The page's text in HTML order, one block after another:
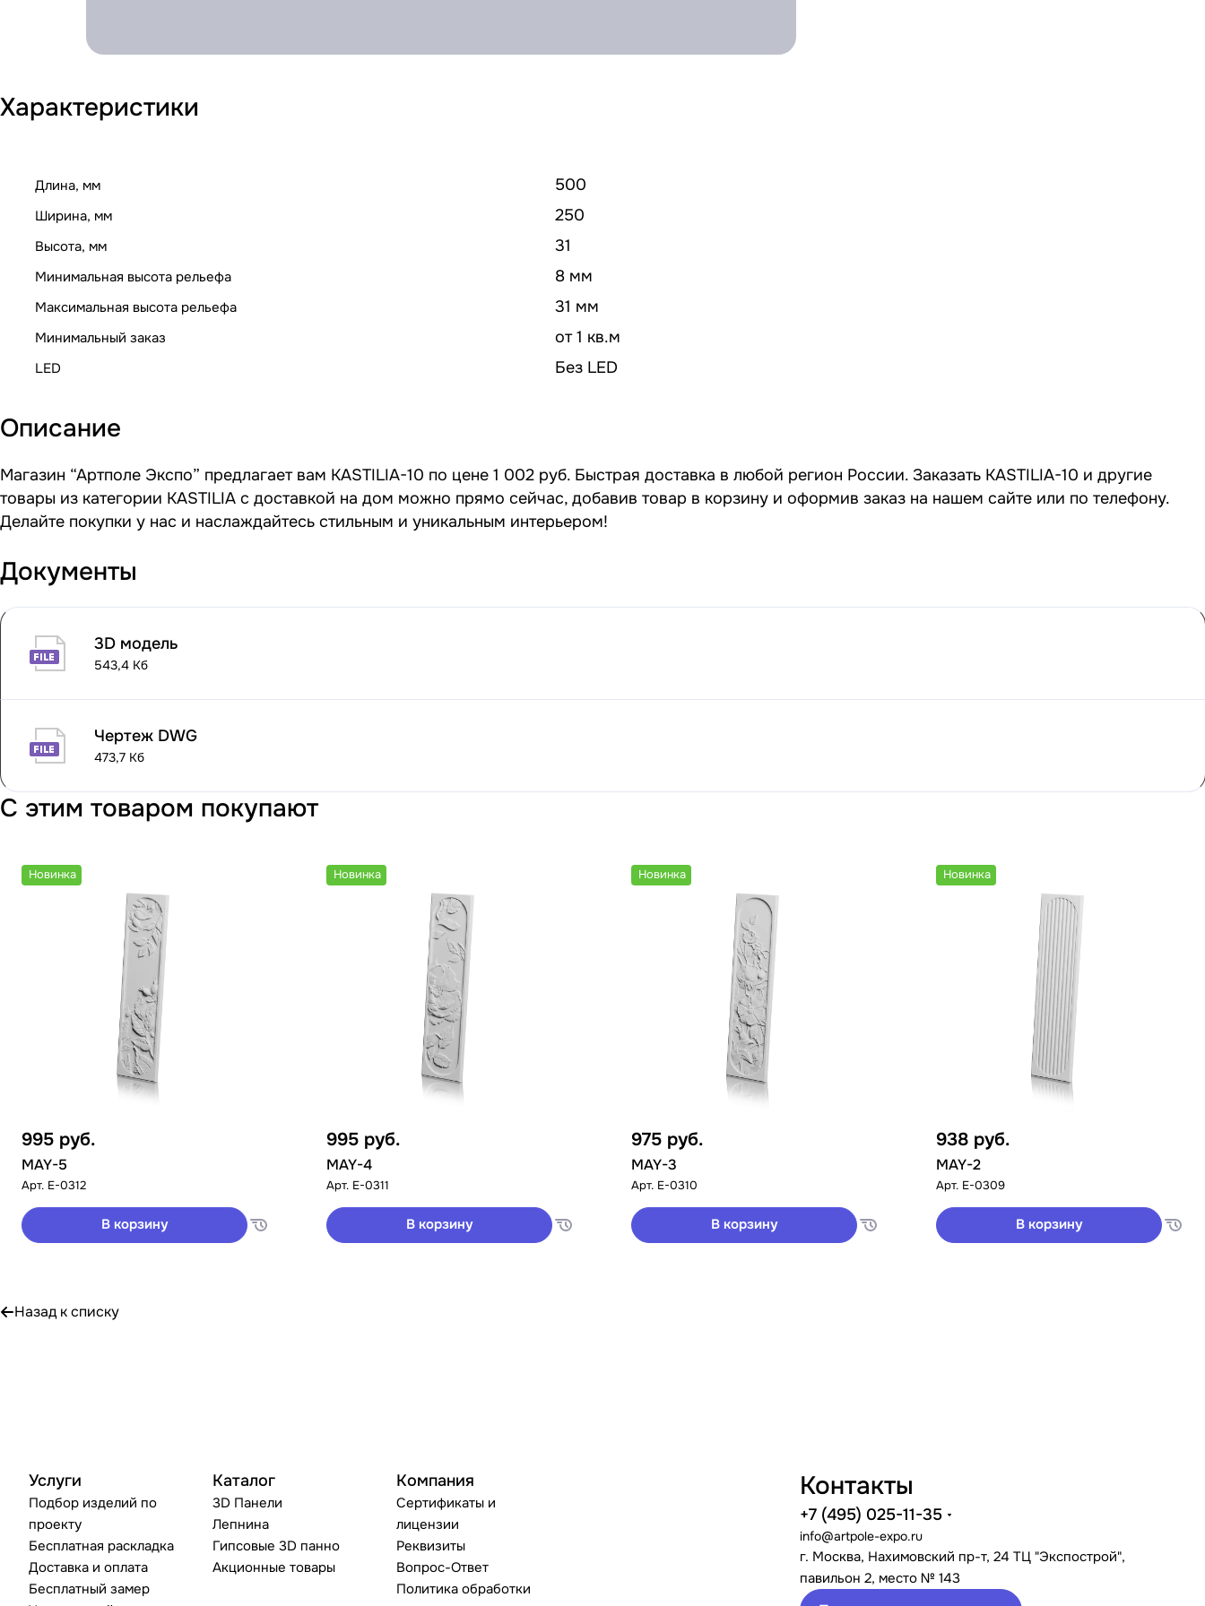
Характеристики
Длина, мм 500
Ширина, мм 250
Высота, мм 31
Минимальная высота рельефа 8 мм
Максимальная высота рельефа 31 мм
Минимальный заказ от 1 кв.м
LED Без LED
Описание
Магазин “Артполе Экспо” предлагает вам KASTILIA-10 по цене 1 002 руб. Быстрая доставка в любой регион России. Заказать KASTILIA-10 и другие
товары из категории KASTILIA с доставкой на дом можно прямо сейчас, добавив товар в корзину и оформив заказ на нашем сайте или по телефону.
Делайте покупки у нас и наслаждайтесь стильным и уникальным интерьером!
Документы
3D модель
543,4 Кб
Чертеж DWG
473,7 Кб
С этим товаром покупают
Новинка
995 руб.
MAY-5
Арт. E-0312
В корзину
Новинка
995 руб.
MAY-4
Арт. E-0311
В корзину
Новинка
975 руб.
MAY-3
Арт. E-0310
В корзину
Новинка
938 руб.
MAY-2
Арт. E-0309
В корзину
Назад к списку
Услуги
Подбор изделий по
проекту
Бесплатная раскладка
Доставка и оплата
Бесплатный замер
Каталог
3D Панели
Лепнина
Гипсовые 3D панно
Акционные товары
Компания
Сертификаты и
лицензии
Реквизиты
Вопрос-Ответ
Политика обработки
Контакты
+7 (495) 025-11-35
info@artpole-expo.ru
г. Москва, Нахимовский пр-т, 24 ТЦ "Экспострой",
павильон 2, место № 143